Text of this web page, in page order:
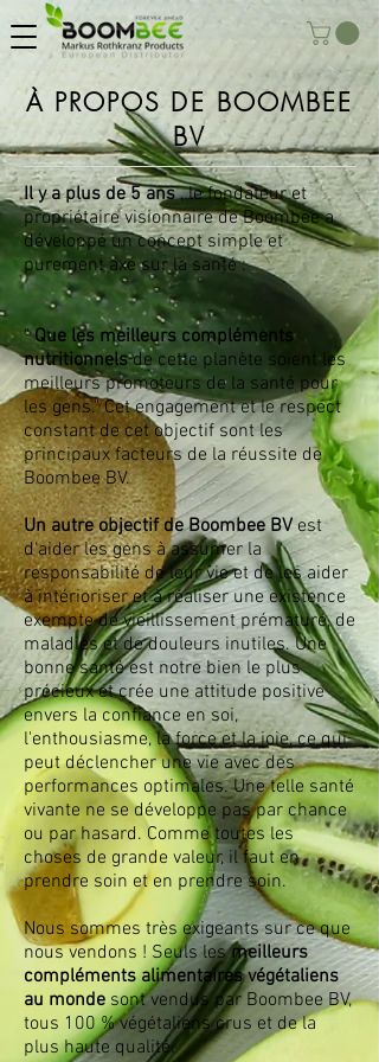
À PROPOS DE BOOMBEE
BV
Il y a plus de 5 ans, le fondateur et
propriétaire visionnaire de Boombee a
développé un concept simple et
purement axé sur la santé :
"Que les meilleurs compléments
nutritionnelsde cette planète soient les
meilleurs promoteurs de la santé pour
les gens." Cet engagement et le respect
constant de cet objectif sont les
principaux facteurs de la réussite de
Boombee BV.
Un autre objectif de Boombee BVest
d'aider les gens à assumer la
responsabilité de leur vie et de les aider
à intérioriser et à réaliser une existence
exempte de vieillissement prématuré, de
maladies et de douleurs inutiles. Une
bonne santé est notre bien le plus
précieux et crée une attitude positive
envers la confiance en soi,
l'enthousiasme, la force et la joie, ce qui
peut déclencher une vie avec des
performances optimales. Une telle santé
vivante ne se développe pas par chance
ou par hasard. Comme toutes les
choses de grande valeur, il faut en
prendre soin et en prendre soin.
Nous sommes très exigeants sur ce que
nous vendons ! Seuls lesmeilleurs
compléments alimentaires végétaliens
au mondesont vendus par Boombee BV,
tous 100 % végétaliens crus et de la
plus haute qualité.